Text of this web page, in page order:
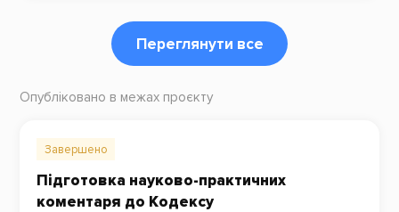
Переглянути все
Опубліковано в межах проєкту
Завершено
Підготовка науково-практичних
коментаря до Кодексу